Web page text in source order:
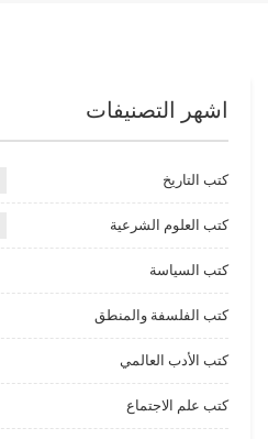
اشهر التصنيفات
كتب التاريخ
كتب العلوم الشرعية
كتب السياسة
كتب الفلسفة والمنطق
كتب الأدب العالمي
كتب علم الاجتماع